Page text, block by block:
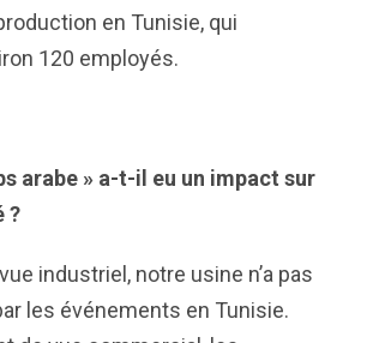
en Tunisie, qui
120 employés.
arabe » a-t-il eu un impact sur
?
industriel, notre usine n’a pas
les événements en Tunisie.